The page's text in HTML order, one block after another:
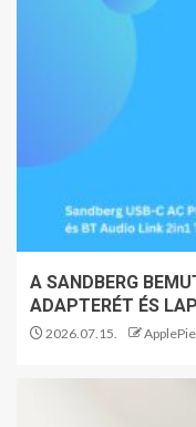
A SANDBERG
ADAPTERÉT ÉS
2026.07.15. ApplePie